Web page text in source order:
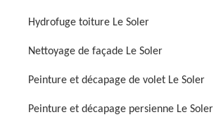
Hydrofuge toiture Le Soler
Nettoyage de façade Le Soler
Peinture et décapage de volet Le Soler
Peinture et décapage persienne Le Soler